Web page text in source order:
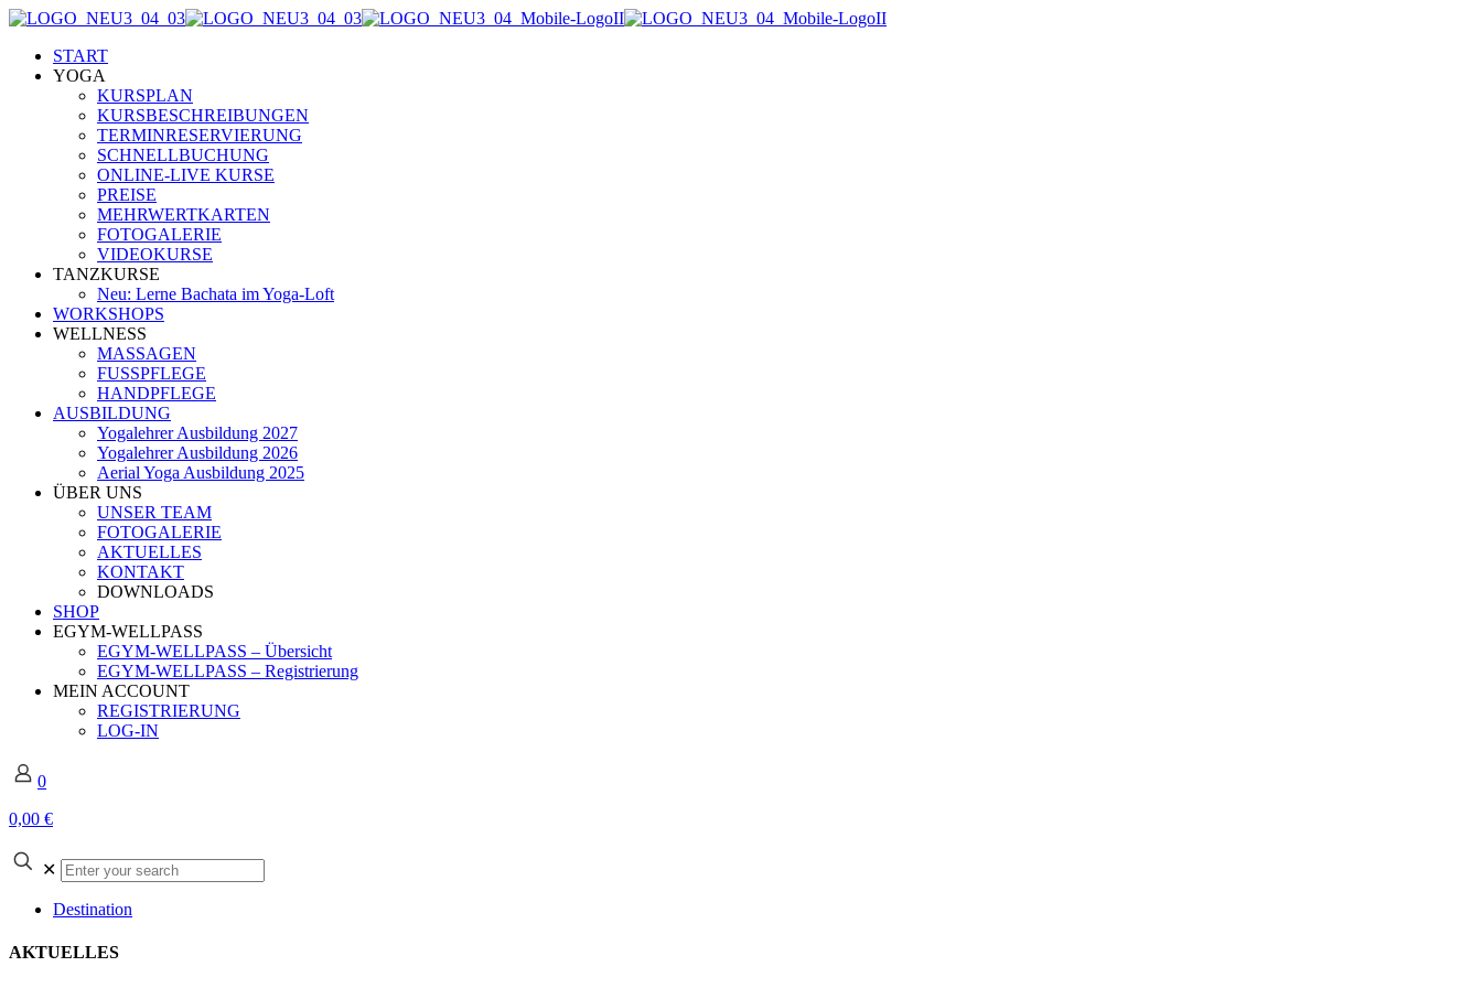
START
YOGA
KURSPLAN
KURSBESCHREIBUNGEN
TERMINRESERVIERUNG
SCHNELLBUCHUNG
ONLINE-LIVE KURSE
PREISE
MEHRWERTKARTEN
FOTOGALERIE
VIDEOKURSE
TANZKURSE
Neu: Lerne Bachata im Yoga-Loft
WORKSHOPS
WELLNESS
MASSAGEN
FUSSPFLEGE
HANDPFLEGE
AUSBILDUNG
Yogalehrer Ausbildung 2027
Yogalehrer Ausbildung 2026
Aerial Yoga Ausbildung 2025
ÜBER UNS
UNSER TEAM
FOTOGALERIE
AKTUELLES
KONTAKT
DOWNLOADS
SHOP
EGYM-WELLPASS
EGYM-WELLPASS – Übersicht
EGYM-WELLPASS – Registrierung
MEIN ACCOUNT
REGISTRIERUNG
LOG-IN
0
0,00 €
✕
Enter
your
Destination
AKTUELLES